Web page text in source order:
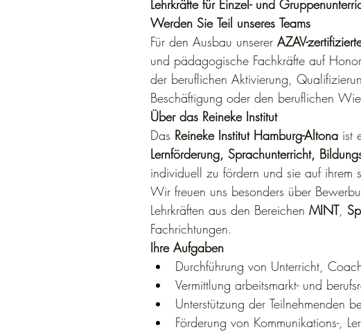
Derzeit keine offenen Stellen
Vielen Dank für Ihr Interesse an einer
Aktuell haben wir keine offenen Stellen
weiteren Honorarkräfte einstellen.
Da sich unser Personalbedarf jedoch
Sie gerne regelmäßig auf unserer
Das Reineke Institut ist ein
Erwachsene durch individuelle
ist es, fachliche Kompetenz mit
sprachlichen und beruflichen Ziele
Wir bedanken uns für Ihr Interesse und
Bewerber begrüßen zu dürfen.
Lehrkräfte für Einzel- und
Werden Sie Teil unseres Teams
Für den Ausbau unserer AZAV-
und pädagogische Fachkräfte auf
der beruflichen Aktivierung,
Beschäftigung oder den beruflichen
Über das Reineke Institut
Das Reineke Institut Hamburg-Altona ist
Lernförderung, Sprachunterricht,
individuell zu fördern und sie auf ihrem
Wir freuen uns besonders über
Lehrkräften aus den Bereichen MINT,
Fachrichtungen.
Ihre Aufgaben
Durchführung von Unterricht,
Vermittlung arbeitsmarkt- und
Unterstützung der Teilnehmenden
Förderung von Kommunikations-,